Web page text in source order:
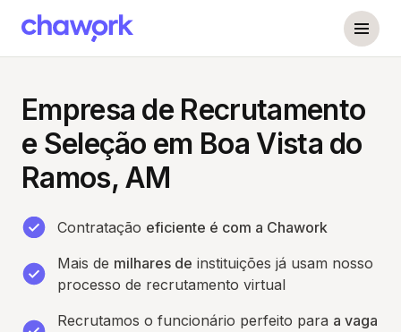
Empresa de Recrutamento
e Seleção em Boa Vista do
Ramos, AM
Contratação eficiente é com a Chawork
Mais de milhares de instituições já usam nosso
processo de recrutamento virtual
Recrutamos o funcionário perfeito para a vaga